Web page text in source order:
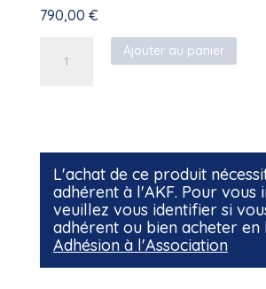
790,00 €
Novembre
2026
Ajouter au panier
L'achat de ce produit
adhérent à l'AKF. Pour vous
veuillez vous identifier si
adhérent ou bien acheter
Adhésion à l'Association